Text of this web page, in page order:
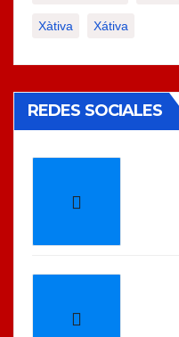
Xàtiva Xátiva
REDES SOCIALES